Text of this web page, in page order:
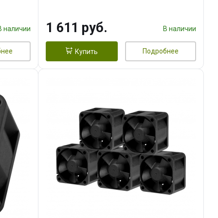
наличии 1 611 руб. В наличии
Купить Подробнее